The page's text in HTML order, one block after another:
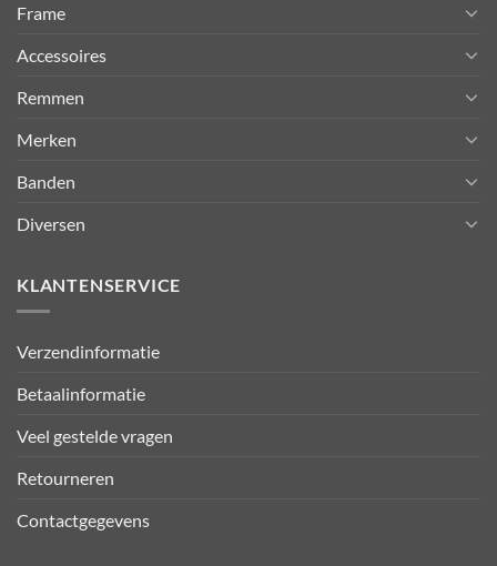
Frame
Accessoires
Remmen
Merken
Banden
Diversen
KLANTENSERVICE
Verzendinformatie
Betaalinformatie
Veel gestelde vragen
Retourneren
Contactgegevens